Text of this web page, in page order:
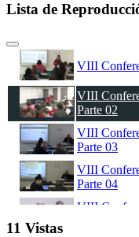
Lista de
VIII
VIII
Parte 02
VIII
Parte 03
VIII
Parte 04
VIII
11 Vistas